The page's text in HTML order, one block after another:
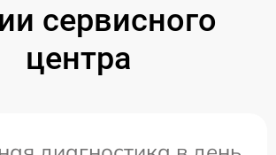
сервисного
центра